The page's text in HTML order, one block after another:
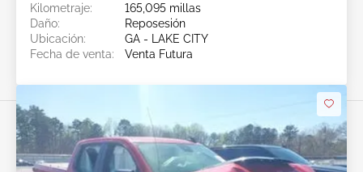
Kilometraje:
165,095 millas
Daño:
Reposesión
Ubicación:
GA - LAKE CITY
Fecha de venta:
Venta Futura